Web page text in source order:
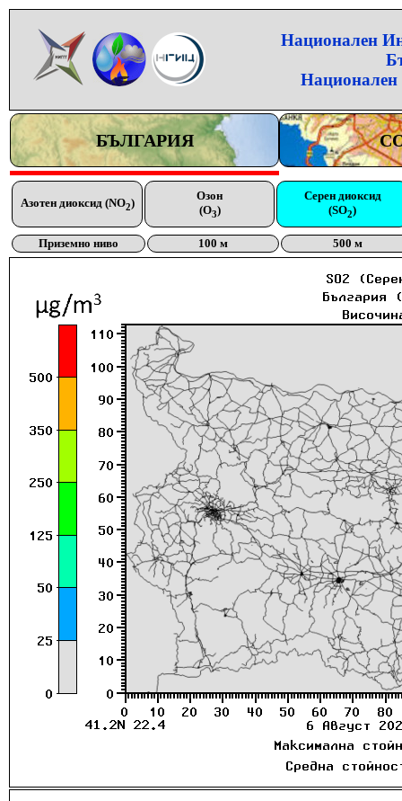
Национален
Национален
БЪЛГАРИЯ
Азотен диоксид (NO2)
Озон
(O3)
Серен диоксид
(SO2)
Приземно ниво 100 м 500 м